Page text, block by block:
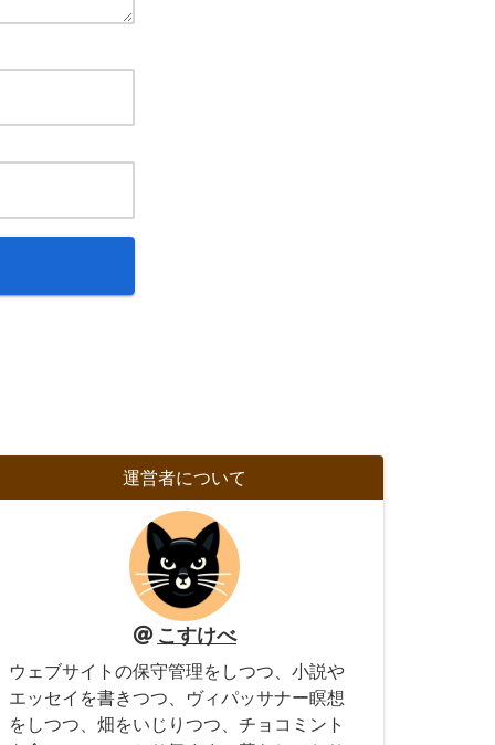
運営者について
こすけべ
ウェブサイトの保守管理をしつつ、小説や
エッセイを書きつつ、ヴィパッサナー瞑想
をしつつ、畑をいじりつつ、チョコミント